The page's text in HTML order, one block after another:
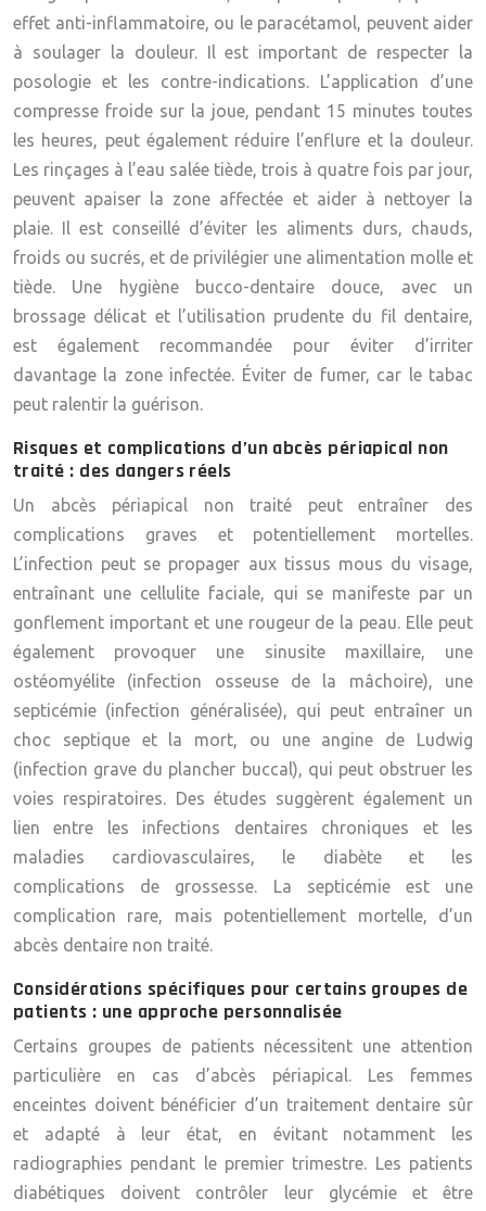
effet anti-inflammatoire, ou le paracétamol, peuvent aider
à soulager la douleur. Il est important de respecter la
posologie et les contre-indications. L’application d’une
compresse froide sur la joue, pendant 15 minutes toutes
les heures, peut également réduire l’enflure et la douleur.
Les rinçages à l’eau salée tiède, trois à quatre fois par jour,
peuvent apaiser la zone affectée et aider à nettoyer la
plaie. Il est conseillé d’éviter les aliments durs, chauds,
froids ou sucrés, et de privilégier une alimentation molle et
tiède. Une hygiène bucco-dentaire douce, avec un
brossage délicat et l’utilisation prudente du fil dentaire,
est également recommandée pour éviter d’irriter
davantage la zone infectée. Éviter de fumer, car le tabac
peut ralentir la guérison.
Risques et complications d’un abcès périapical non
traité : des dangers réels
Un abcès périapical non traité peut entraîner des
complications graves et potentiellement mortelles.
L’infection peut se propager aux tissus mous du visage,
entraînant une cellulite faciale, qui se manifeste par un
gonflement important et une rougeur de la peau. Elle peut
également provoquer une sinusite maxillaire, une
ostéomyélite (infection osseuse de la mâchoire), une
septicémie (infection généralisée), qui peut entraîner un
choc septique et la mort, ou une angine de Ludwig
(infection grave du plancher buccal), qui peut obstruer les
voies respiratoires. Des études suggèrent également un
lien entre les infections dentaires chroniques et les
maladies cardiovasculaires, le diabète et les
complications de grossesse. La septicémie est une
complication rare, mais potentiellement mortelle, d’un
abcès dentaire non traité.
Considérations spécifiques pour certains groupes de
patients : une approche personnalisée
Certains groupes de patients nécessitent une attention
particulière en cas d’abcès périapical. Les femmes
enceintes doivent bénéficier d’un traitement dentaire sûr
et adapté à leur état, en évitant notamment les
radiographies pendant le premier trimestre. Les patients
diabétiques doivent contrôler leur glycémie et être